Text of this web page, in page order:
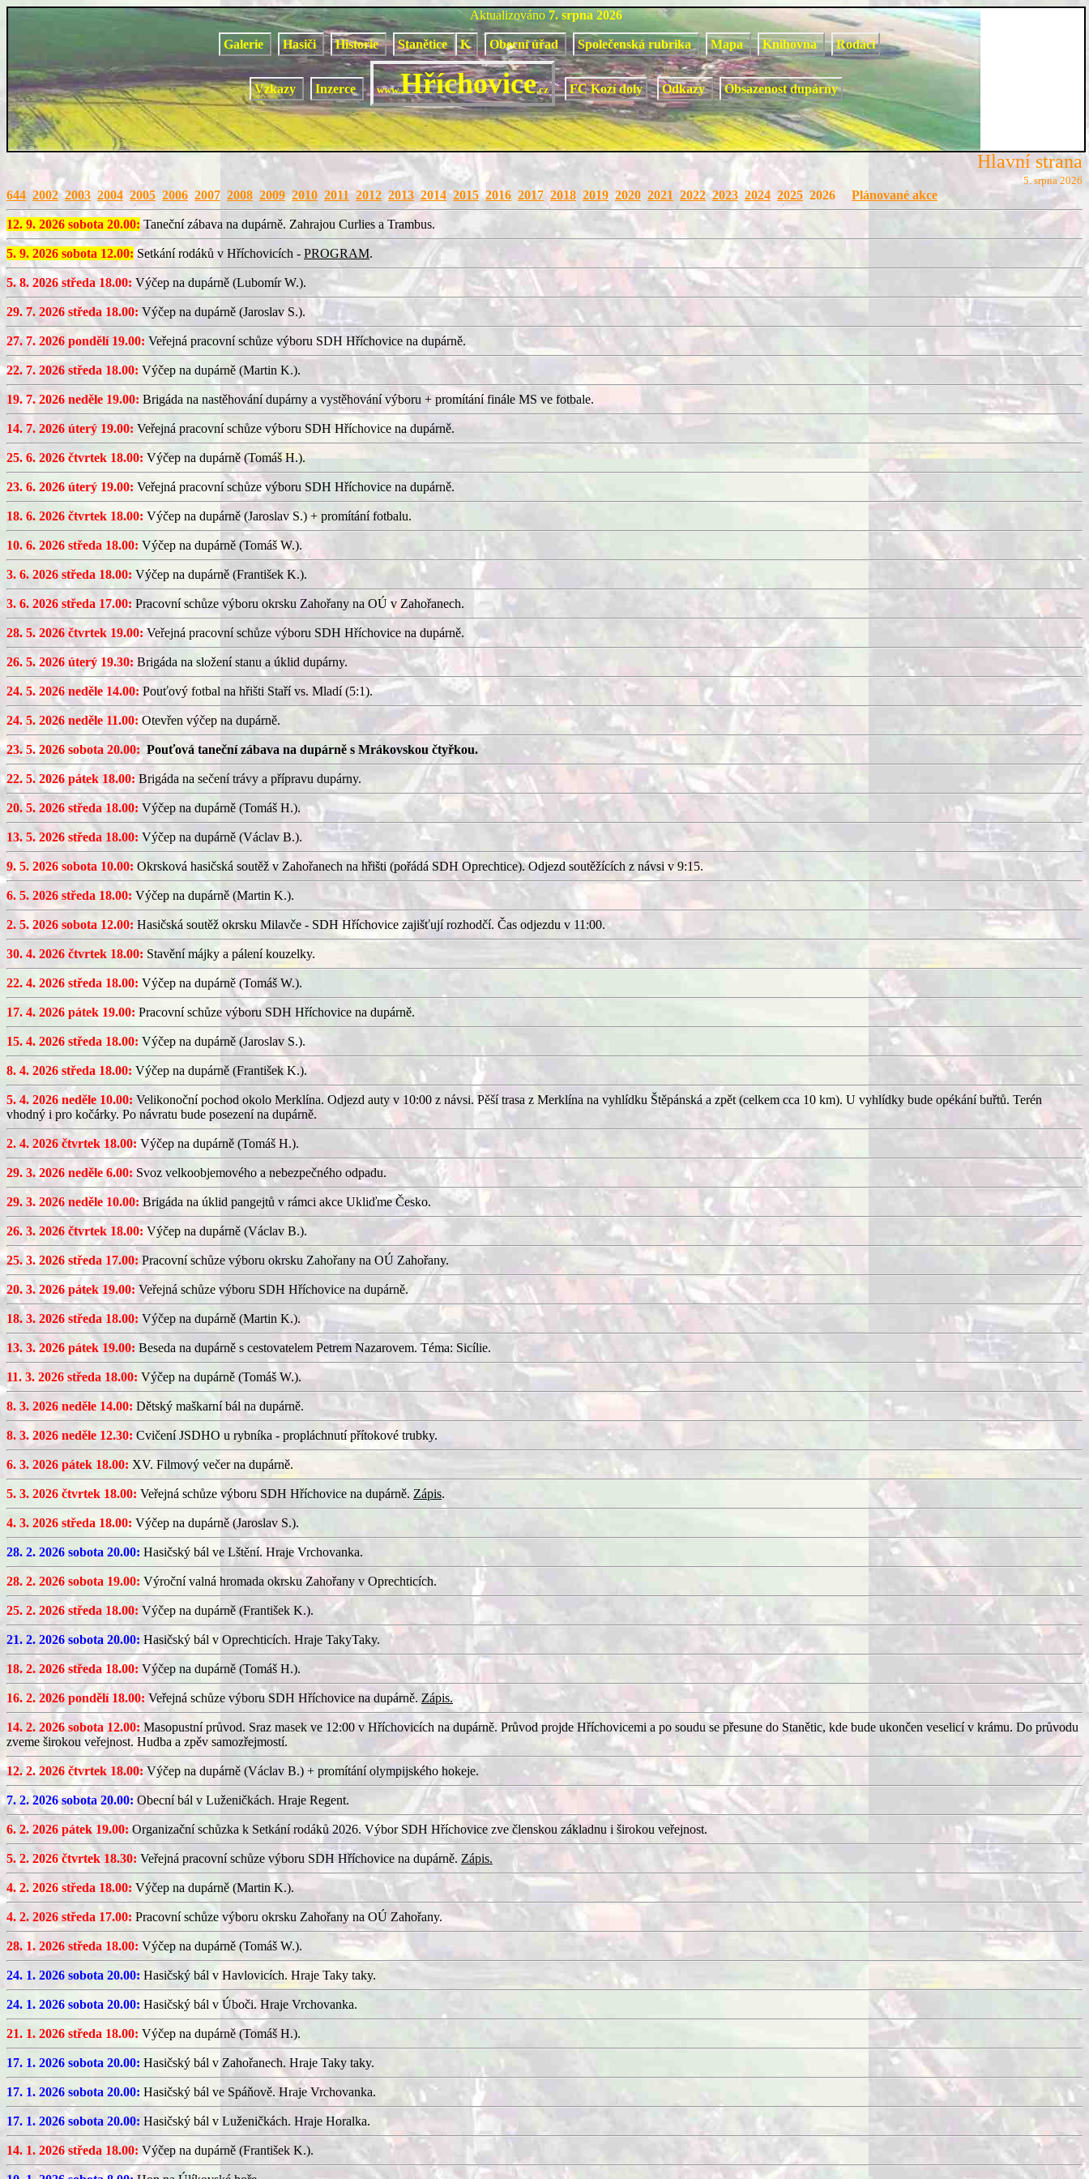
Aktualizováno 7. srpna 2026
Galerie Hasiči Historie Stanětice K Obecní úřad Společenská rubrika Mapa Knihovna Rodáci
Vzkazy Inzerce www.Hříchovice.cz FC Kozí doly Odkazy Obsazenost dupárny
Hlavní strana
5. srpna 2026
644 2002 2003 2004 2005 2006 2007 2008 2009 2010 2011 2012 2013 2014 2015 2016 2017 2018 2019 2020 2021 2022 2023 2024 2025 2026 Plánované akce
12. 9. 2026 sobota 20.00:Taneční zábava na dupárně. Zahrajou Curlies a Trambus.
5. 9. 2026 sobota 12.00: Setkání rodáků v Hříchovicích - PROGRAM.
5. 8. 2026 středa 18.00: Výčep na dupárně (Lubomír W.).
29. 7. 2026 středa 18.00: Výčep na dupárně (Jaroslav S.).
27. 7. 2026 pondělí 19.00: Veřejná pracovní schůze výboru SDH Hříchovice na dupárně.
22. 7. 2026 středa 18.00: Výčep na dupárně (Martin K.).
19. 7. 2026 neděle 19.00: Brigáda na nastěhování dupárny a vystěhování výboru + promítání finále MS ve fotbale.
14. 7. 2026 úterý 19.00: Veřejná pracovní schůze výboru SDH Hříchovice na dupárně.
25. 6. 2026 čtvrtek 18.00: Výčep na dupárně (Tomáš H.).
23. 6. 2026 úterý 19.00: Veřejná pracovní schůze výboru SDH Hříchovice na dupárně.
18. 6. 2026 čtvrtek 18.00: Výčep na dupárně (Jaroslav S.) + promítání fotbalu.
10. 6. 2026 středa 18.00: Výčep na dupárně (Tomáš W.).
3. 6. 2026 středa 18.00: Výčep na dupárně (František K.).
3. 6. 2026 středa 17.00: Pracovní schůze výboru okrsku Zahořany na OÚ v Zahořanech.
28. 5. 2026 čtvrtek 19.00:Veřejná pracovní schůze výboru SDH Hříchovice na dupárně.
26. 5. 2026 úterý 19.30: Brigáda na složení stanu a úklid dupárny.
24. 5. 2026 neděle 14.00:Pouťový fotbal na hřišti Staří vs. Mladí (5:1).
24. 5. 2026 neděle 11.00: Otevřen výčep na dupárně.
23. 5. 2026 sobota 20.00: Pouťová taneční zábava na dupárně s Mrákovskou čtyřkou.
22. 5. 2026 pátek 18.00: Brigáda na sečení trávy a přípravu dupárny.
20. 5. 2026 středa 18.00: Výčep na dupárně (Tomáš H.).
13. 5. 2026 středa 18.00: Výčep na dupárně (Václav B.).
9. 5. 2026 sobota 10.00: Okrsková hasičská soutěž v Zahořanech na hřišti (pořádá SDH Oprechtice). Odjezd soutěžících z návsi v 9:15.
6. 5. 2026 středa 18.00: Výčep na dupárně (Martin K.).
2. 5. 2026 sobota 12.00: Hasičská soutěž okrsku Milavče - SDH Hříchovice zajišťují rozhodčí. Čas odjezdu v 11:00.
30. 4. 2026 čtvrtek 18.00: Stavění májky a pálení kouzelky.
22. 4. 2026 středa 18.00: Výčep na dupárně (Tomáš W.).
17. 4. 2026 pátek 19.00: Pracovní schůze výboru SDH Hříchovice na dupárně.
15. 4. 2026 středa 18.00: Výčep na dupárně (Jaroslav S.).
8. 4. 2026 středa 18.00: Výčep na dupárně (František K.).
5. 4. 2026 neděle 10.00: Velikonoční pochod okolo Merklína. Odjezd auty v 10:00 z návsi. Pěší trasa z Merklína na vyhlídku Štěpánská a zpět (celkem cca 10 km). U vyhlídky bude opékání buřtů. Terén
vhodný i pro kočárky. Po návratu bude posezení na dupárně.
2. 4. 2026 čtvrtek 18.00: Výčep na dupárně (Tomáš H.).
29. 3. 2026 neděle 6.00: Svoz velkoobjemového a nebezpečného odpadu.
29. 3. 2026 neděle 10.00: Brigáda na úklid pangejtů v rámci akce Ukliďme Česko.
26. 3. 2026 čtvrtek 18.00: Výčep na dupárně (Václav B.).
25. 3. 2026 středa 17.00: Pracovní schůze výboru okrsku Zahořany na OÚ Zahořany.
20. 3. 2026 pátek 19.00: Veřejná schůze výboru SDH Hříchovice na dupárně.
18. 3. 2026 středa 18.00: Výčep na dupárně (Martin K.).
13. 3. 2026 pátek 19.00: Beseda na dupárně s cestovatelem Petrem Nazarovem. Téma: Sicílie.
11. 3. 2026 středa 18.00: Výčep na dupárně (Tomáš W.).
8. 3. 2026 neděle 14.00: Dětský maškarní bál na dupárně.
8. 3. 2026 neděle 12.30: Cvičení JSDHO u rybníka - propláchnutí přítokové trubky.
6. 3. 2026 pátek 18.00: XV. Filmový večer na dupárně.
5. 3. 2026 čtvrtek 18.00: Veřejná schůze výboru SDH Hříchovice na dupárně. Zápis.
4. 3. 2026 středa 18.00: Výčep na dupárně (Jaroslav S.).
28. 2. 2026 sobota 20.00: Hasičský bál ve Lštění. Hraje Vrchovanka.
28. 2. 2026 sobota 19.00: Výroční valná hromada okrsku Zahořany v Oprechticích.
25. 2. 2026 středa 18.00: Výčep na dupárně (František K.).
21. 2. 2026 sobota 20.00: Hasičský bál v Oprechticích. Hraje TakyTaky.
18. 2. 2026 středa 18.00: Výčep na dupárně (Tomáš H.).
16. 2. 2026 pondělí 18.00: Veřejná schůze výboru SDH Hříchovice na dupárně. Zápis.
14. 2. 2026 sobota 12.00: Masopustní průvod. Sraz masek ve 12:00 v Hříchovicích na dupárně. Průvod projde Hříchovicemi a po soudu se přesune do Stanětic, kde bude ukončen veselicí v krámu. Do průvodu
zveme širokou veřejnost. Hudba a zpěv samozřejmostí.
12. 2. 2026 čtvrtek 18.00: Výčep na dupárně (Václav B.) + promítání olympijského hokeje.
7. 2. 2026 sobota 20.00: Obecní bál v Luženičkách. Hraje Regent.
6. 2. 2026 pátek 19.00:Organizační schůzka k Setkání rodáků 2026. Výbor SDH Hříchovice zve členskou základnu i širokou veřejnost.
5. 2. 2026 čtvrtek 18.30: Veřejná pracovní schůze výboru SDH Hříchovice na dupárně. Zápis.
4. 2. 2026 středa 18.00: Výčep na dupárně (Martin K.).
4. 2. 2026 středa 17.00: Pracovní schůze výboru okrsku Zahořany na OÚ Zahořany.
28. 1. 2026 středa 18.00: Výčep na dupárně (Tomáš W.).
24. 1. 2026 sobota 20.00: Hasičský bál v Havlovicích. Hraje Taky taky.
24. 1. 2026 sobota 20.00: Hasičský bál v Úboči. Hraje Vrchovanka.
21. 1. 2026 středa 18.00: Výčep na dupárně (Tomáš H.).
17. 1. 2026 sobota 20.00: Hasičský bál v Zahořanech. Hraje Taky taky.
17. 1. 2026 sobota 20.00: Hasičský bál ve Spáňově. Hraje Vrchovanka.
17. 1. 2026 sobota 20.00: Hasičský bál v Luženičkách. Hraje Horalka.
14. 1. 2026 středa 18.00: Výčep na dupárně (František K.).